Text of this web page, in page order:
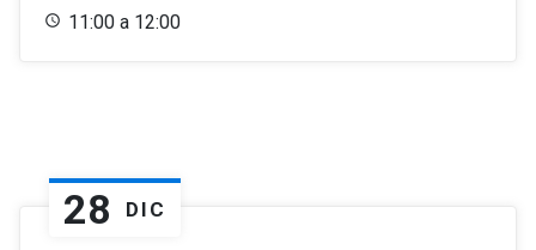
11:00 a 12:00
28 DIC